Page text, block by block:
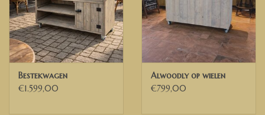
Bestekwagen
€1.599,00
Alwoodly op wielen
€799,00